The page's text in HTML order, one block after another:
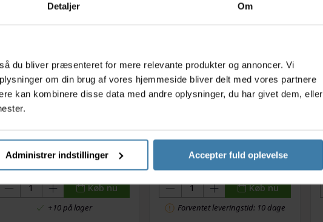
Detaljer Om
du bliver præsenteret for mere relevante produkter og annoncer. Vi
om din brug af vores hjemmeside bliver delt med vores partnere
kan kombinere disse data med andre oplysninger, du har givet dem, eller
Administrer indstillinger Accepter fuld oplevelse
Park Tool - Reparations
håndbog "Big Blue Book-4"
249,00kr.
Køb nu
+10 på lager
Fælgtape 17mm x 2 meter.
19,00kr.
Køb nu
Forventet leveringstid: 10 dage